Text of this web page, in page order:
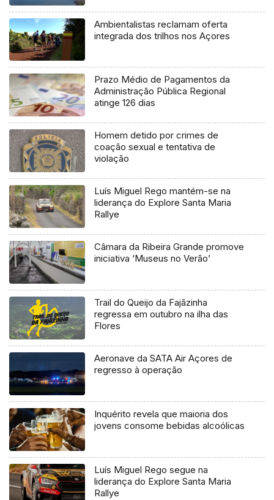
Ambientalistas reclamam oferta
integrada dos trilhos nos Açores
Prazo Médio de Pagamentos da
Administração Pública Regional
atinge 126 dias
Homem detido por crimes de
coação sexual e tentativa de
violação
Luís Miguel Rego mantém-se na
liderança do Explore Santa Maria
Rallye
Câmara da Ribeira Grande promove
iniciativa ‘Museus no Verão’
Trail do Queijo da Fajãzinha
regressa em outubro na ilha das
Flores
Aeronave da SATA Air Açores de
regresso à operação
Inquérito revela que maioria dos
jovens consome bebidas alcoólicas
Luís Miguel Rego segue na
liderança do Explore Santa Maria
Rallye